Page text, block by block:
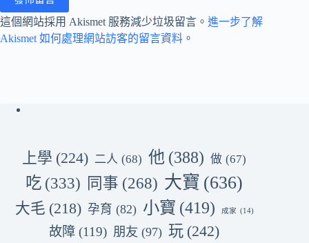
這個網站採用 Akismet 服務減少垃圾留言。 進一步了解
Akismet 如何處理網站訪客的留言資料 。
上學 (224) 二人 (68) 他 (388) 做 (67)
吃 (333) 同事 (268) 大寶 (636)
大毛 (218) 孕育 (82) 小寶 (419) 成家 (14)
故障 (119) 朋友 (97) 玩 (242)